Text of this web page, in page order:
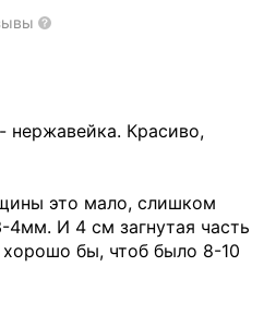
нержавейка. Красиво,
это мало, слишком
4мм. И 4 см загнутая часть
бы, чтоб было 8-10